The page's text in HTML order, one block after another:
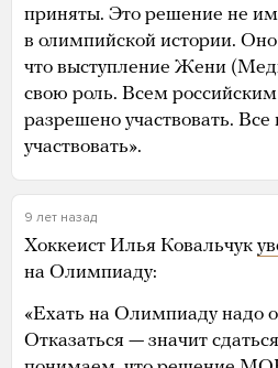
приняты. Это решение не
в олимпийской истории.
что выступление Жени
свою роль. Всем
разрешено участвовать.
участвовать».
9 лет назад
Хоккеист Илья Ковальчук
на Олимпиаду:
«Ехать на Олимпиаду надо
Отказаться — значит